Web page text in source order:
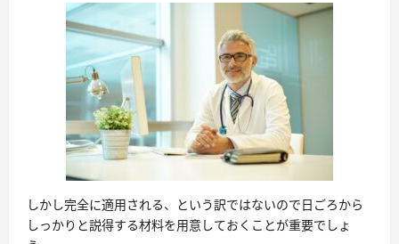
しかし完全に適用される、という訳ではないので日ごろから
しっかりと説得する材料を用意しておくことが重要でしょ